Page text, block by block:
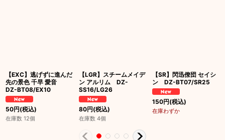
【EXC】逃げずに進んだ
先の景色 千早 愛音
DZ-BT08/EX10
50円(税込)
在庫数 12個
【LGR】スチームメイデ
ン アルリム DZ-
SS16/LG26
80円(税込)
在庫数 4個
【SR】閃迅僚団 セイシ
ン DZ-BT07/SR25
150円(税込)
在庫わずか